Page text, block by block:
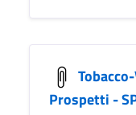
Prospetti -